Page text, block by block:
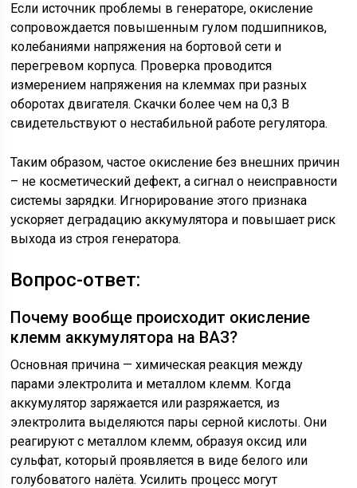
Если источник проблемы в генераторе, окисление
сопровождается повышенным гулом подшипников,
колебаниями напряжения на бортовой сети и
перегревом корпуса. Проверка проводится
измерением напряжения на клеммах при разных
оборотах двигателя. Скачки более чем на 0,3 В
свидетельствуют о нестабильной работе регулятора.
Таким образом, частое окисление без внешних причин
– не косметический дефект, а сигнал о неисправности
системы зарядки. Игнорирование этого признака
ускоряет деградацию аккумулятора и повышает риск
выхода из строя генератора.
Вопрос-ответ:
Почему вообще происходит окисление
клемм аккумулятора на ВАЗ?
Основная причина — химическая реакция между
парами электролита и металлом клемм. Когда
аккумулятор заряжается или разряжается, из
электролита выделяются пары серной кислоты. Они
реагируют с металлом клемм, образуя оксид или
сульфат, который проявляется в виде белого или
голубоватого налёта. Усилить процесс могут